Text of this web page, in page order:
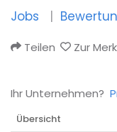
Jobs
Teilen Zur
Ihr Unternehmen?
Übersicht